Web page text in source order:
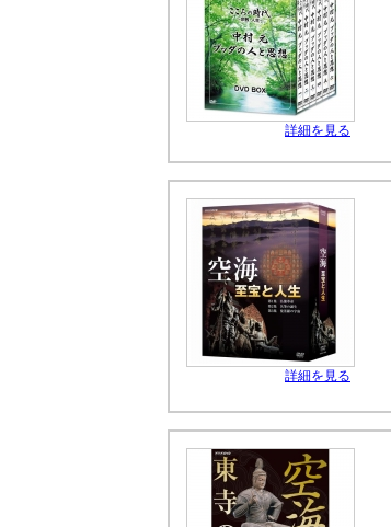
詳細を見る
詳細を見る